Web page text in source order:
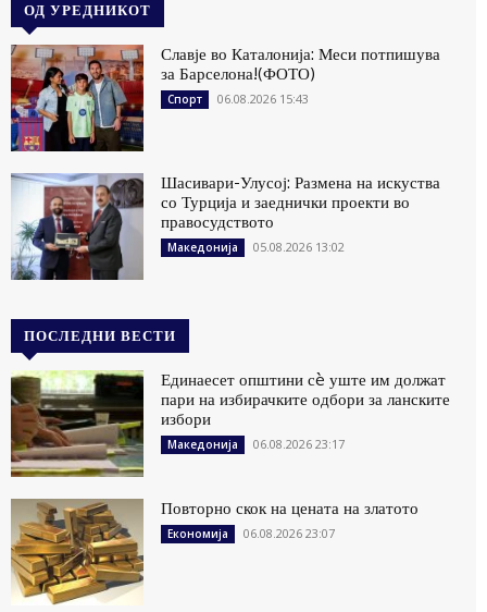
ОД УРЕДНИКОТ
Славје во Каталонија: Меси потпишува
за Барселона!(ФОТО)
Спорт 06.08.2026 15:43
Шасивари-Улусој: Размена на искуства
со Турција и заеднички проекти во
правосудството
Македонија 05.08.2026 13:02
ПОСЛЕДНИ ВЕСТИ
Единаесет општини сè уште им должат
пари на избирачките одбори за ланските
избори
Македонија 06.08.2026 23:17
Повторно скок на цената на златото
Економија 06.08.2026 23:07